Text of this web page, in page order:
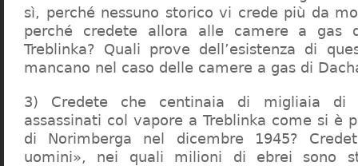
sì, perché nessuno storico vi crede più da
perché credete allora alle camere a gas
Treblinka? Quali prove dell’esistenza di
mancano nel caso delle camere a gas di
3) Credete che centinaia di migliaia di
assassinati col vapore a Treblinka come si è
di Norimberga nel dicembre 1945?
uomini», nei quali milioni di ebrei sono